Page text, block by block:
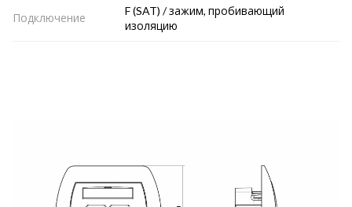
Подключение
F (SAT) / зажим, пробивающий
изоляцию